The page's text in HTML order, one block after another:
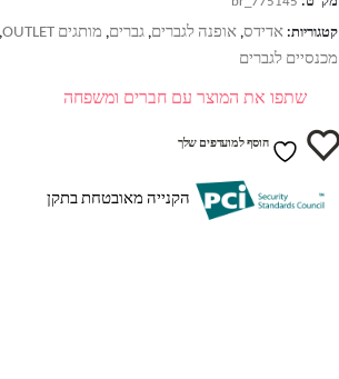
קטגוריות: אדידס, אופנה לגברים, גברים, מותגים OUTLET ,
מכנסיים לגברים
שתפו את המוצר עם חברים ומשפחה
הוסף למועדפים שלך
הקנייה מאובטחת בתקן